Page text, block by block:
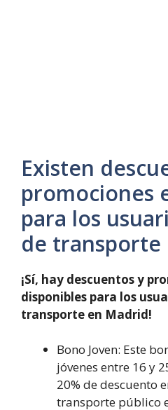
Existen
promociones
para los
de transporte
¡Sí, hay descuentos y
disponibles para los
transporte en Madrid!
Bono Joven: Este
jóvenes entre 16 y
20% de descuento
transporte público